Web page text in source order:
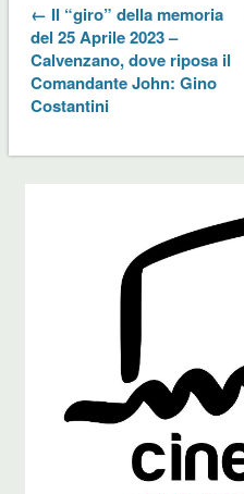
← Il “giro” della memoria
del 25 Aprile 2023 –
Calvenzano, dove riposa il
Comandante John: Gino
Costantini